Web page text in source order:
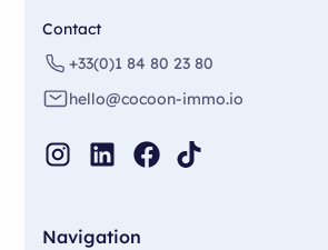
Contact
+33(0)1 84 80 23 80
hello@cocoon-immo.io
Navigation